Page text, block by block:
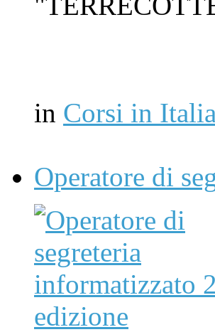
in Corsi in Italia
Operatore di